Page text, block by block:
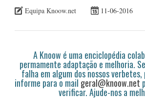
Equipa Knoow.net
11-06-2016
A Knoow é uma enciclopédia
permamente adaptação e melhoria.
falha em algum dos nossos verbetes,
informe para o mail geral@knoow.net
verificar. Ajude-nos a